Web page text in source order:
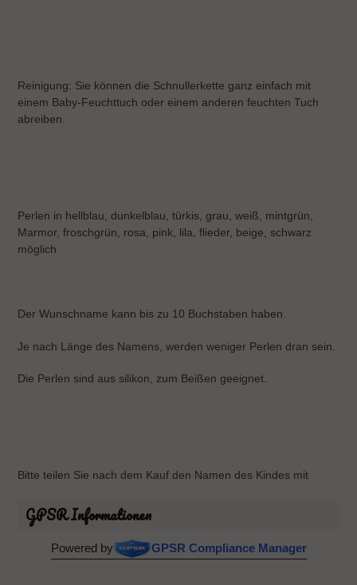
Reinigung: Sie können die Schnullerkette ganz einfach mit
einem Baby-Feuchttuch oder einem anderen feuchten Tuch
abreiben.
Perlen in hellblau, dunkelblau, türkis, grau, weiß, mintgrün,
Marmor, froschgrün, rosa, pink, lila, flieder, beige, schwarz
möglich
Der Wunschname kann bis zu 10 Buchstaben haben.
Je nach Länge des Namens, werden weniger Perlen dran sein.
Die Perlen sind aus silikon, zum Beißen geeignet.
Bitte teilen Sie nach dem Kauf den Namen des Kindes mit
GPSR Informationen
Powered by GPSR Compliance Manager